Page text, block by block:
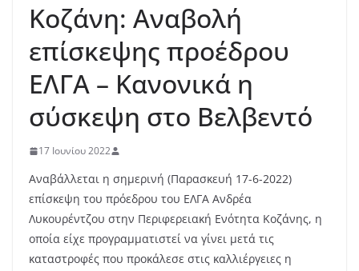
Κοζάνη: Αναβολή
επίσκεψης προέδρου
ΕΛΓΑ – Κανονικά η
σύσκεψη στο Βελβεντό
17 Ιουνίου 2022
Αναβάλλεται η σημερινή (Παρασκευή 17-6-2022)
επίσκεψη του πρόεδρου του ΕΛΓΑ Ανδρέα
Λυκουρέντζου στην Περιφερειακή Ενότητα Κοζάνης, η
οποία είχε προγραμματιστεί να γίνει μετά τις
καταστροφές που προκάλεσε στις καλλιέργειες η